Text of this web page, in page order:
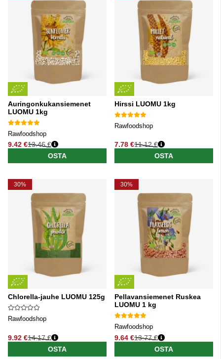
Auringonkukansiemenet
LUOMU 1kg
Rawfoodshop
9.42 €
Normaali hinta
13.46 €
OSTA
Hirssi LUOMU 1kg
Rawfoodshop
7.78 €
Normaali hinta
11.12 €
OSTA
30%
Chlorella-jauhe LUOMU 125g
Rawfoodshop
9.92 €
Normaali hinta
14.17 €
OSTA
30%
Pellavansiemenet Ruskea
LUOMU 1 kg
Rawfoodshop
9.64 €
Normaali hinta
13.77 €
OSTA